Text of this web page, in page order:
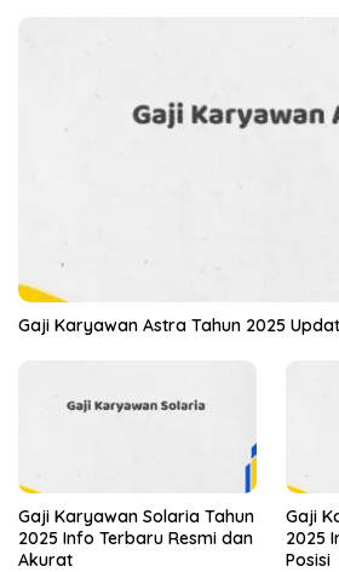
Gaji Karyawan Astra Tahun 2025
Gaji Karyawan Solaria Tahun
2025 Info Terbaru Resmi dan
Akurat
Gaji
2025
Posisi